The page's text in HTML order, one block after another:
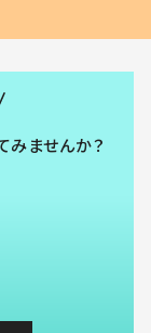
みませんか？